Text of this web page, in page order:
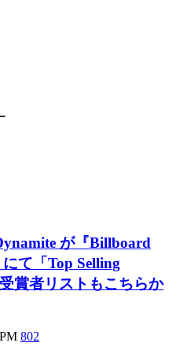
が『Billboard
て「Top Selling
賞者リストもこちらか
802